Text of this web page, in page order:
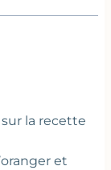
la recette
et